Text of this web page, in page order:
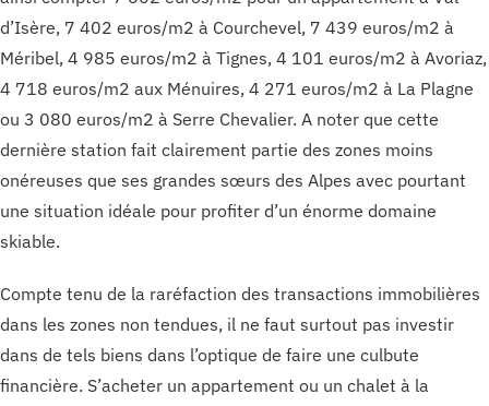
d’Isère, 7 402 euros/m2 à Courchevel, 7 439 euros/m2 à
Méribel, 4 985 euros/m2 à Tignes, 4 101 euros/m2 à Avoriaz,
4 718 euros/m2 aux Ménuires, 4 271 euros/m2 à La Plagne
ou 3 080 euros/m2 à Serre Chevalier. A noter que cette
dernière station fait clairement partie des zones moins
onéreuses que ses grandes sœurs des Alpes avec pourtant
une situation idéale pour profiter d’un énorme domaine
skiable.
Compte tenu de la raréfaction des transactions immobilières
dans les zones non tendues, il ne faut surtout pas investir
dans de tels biens dans l’optique de faire une culbute
financière. S’acheter un appartement ou un chalet à la